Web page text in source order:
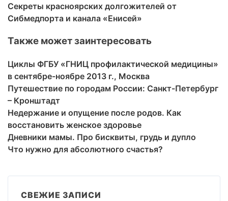
Секреты красноярских долгожителей от
Сибмедпорта и канала «Енисей»
Также может заинтересовать
Циклы ФГБУ «ГНИЦ профилактической медицины»
в сентябре-ноябре 2013 г., Москва
Путешествие по городам России: Санкт-Петербург
– Кронштадт
Недержание и опущение после родов. Как
восстановить женское здоровье
Дневники мамы. Про бисквиты, грудь и дупло
Что нужно для абсолютного счастья?
СВЕЖИЕ ЗАПИСИ